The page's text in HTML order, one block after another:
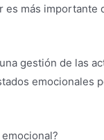
más importante
gestión de las
emocionales